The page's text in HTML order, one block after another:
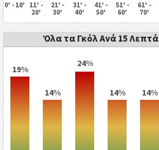
0' - 10'
11' -
20'
21' -
30'
31' -
40'
41' -
50'
51' -
60'
61' -
70'
Όλα τα Γκόλ Ανά 15 Λεπτά
19%
14%
24%
14% 14%